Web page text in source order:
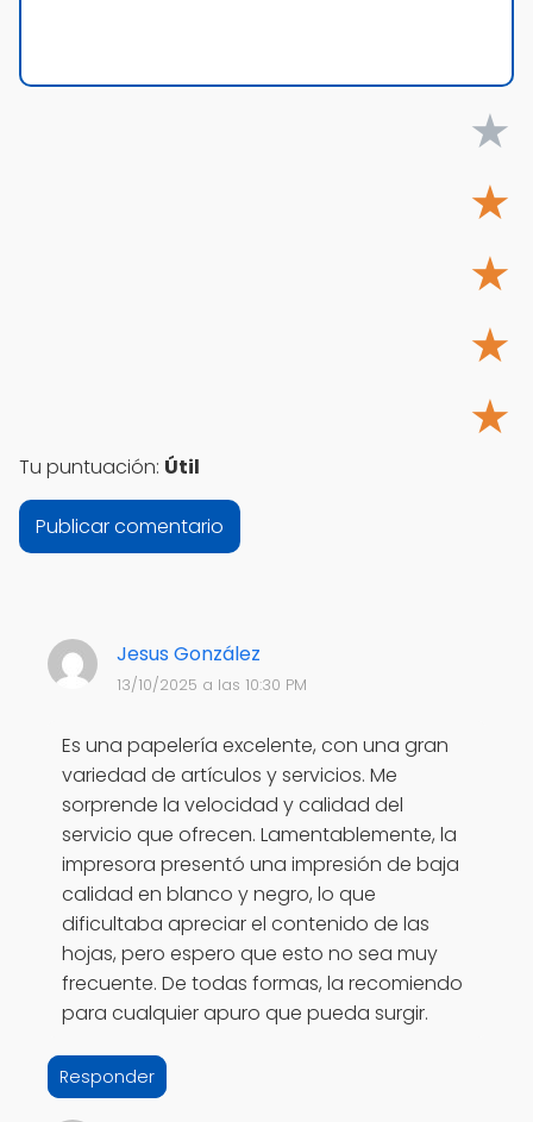
Jesus González
13/10/2025 a las 10:30 PM
Es una papelería excelente, con una gran
variedad de artículos y servicios. Me
sorprende la velocidad y calidad del
servicio que ofrecen. Lamentablemente, la
impresora presentó una impresión de baja
calidad en blanco y negro, lo que
dificultaba apreciar el contenido de las
hojas, pero espero que esto no sea muy
frecuente. De todas formas, la recomiendo
para cualquier apuro que pueda surgir.
Responder
★
★
★
★
★
Tu puntuación: Útil